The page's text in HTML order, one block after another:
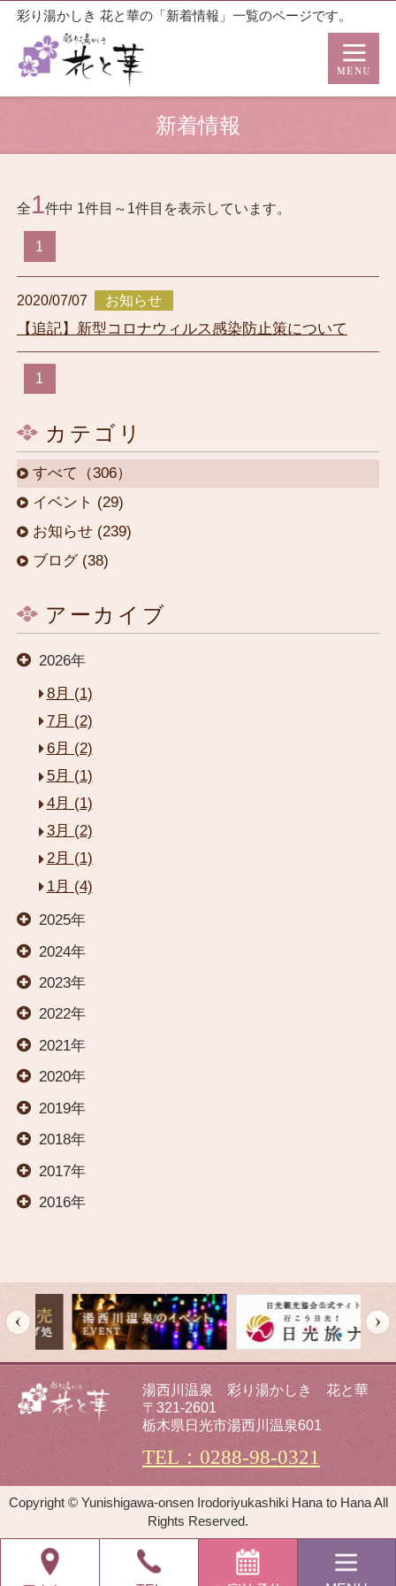
彩り湯かしき 花と華の「新着情報」一覧のページです。
新着情報
全1件中 1件目～1件目を表示しています。
1
2020/07/07 お知らせ
【追記】新型コロナウィルス感染防止策について
1
カテゴリ
すべて（306）
イベント (29)
お知らせ (239)
ブログ (38)
アーカイブ
2026年
8月 (1)
7月 (2)
6月 (2)
5月 (1)
4月 (1)
3月 (2)
2月 (1)
1月 (4)
2025年
2024年
2023年
2022年
2021年
2020年
2019年
2018年
2017年
2016年
湯西川温泉 彩り湯かしき 花と華
〒321-2601
栃木県日光市湯西川温泉601
TEL：0288-98-0321
Copyright © Yunishigawa-onsen Irodoriyukashiki Hana to Hana All
Rights Reserved.
HOME
お部屋
料理
オールインクルーシブ
イベント
観光案内